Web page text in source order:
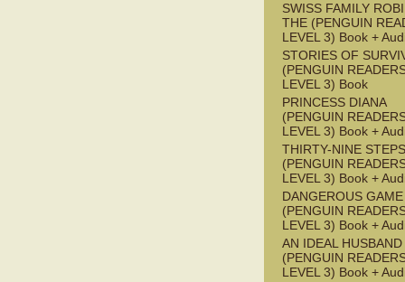
SWISS FAMILY
THE (PENGUIN
LEVEL 3) Book +
STORIES OF
(PENGUIN
LEVEL 3) Book
PRINCESS DIANA
(PENGUIN
LEVEL 3) Book +
THIRTY-NINE
(PENGUIN
LEVEL 3) Book +
DANGEROUS GAME
(PENGUIN
LEVEL 3) Book +
AN IDEAL HUSBAND
(PENGUIN
LEVEL 3) Book +